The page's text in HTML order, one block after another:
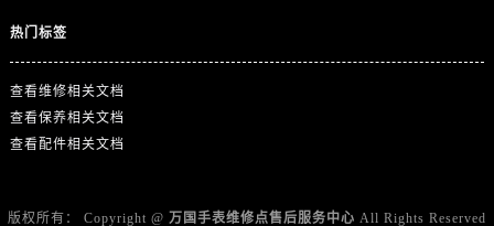
热门标签
查看维修相关文档
查看保养相关文档
查看配件相关文档
版权所有： Copyright @ 万国手表维修点售后服务中心 All Rights Reserved